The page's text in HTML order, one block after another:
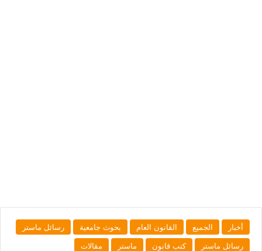
أخبار الجميع القانون العام بحوث جامعية
رسائل ماستر
رسائل ماستر
كتب قانون ماستر
مقالات